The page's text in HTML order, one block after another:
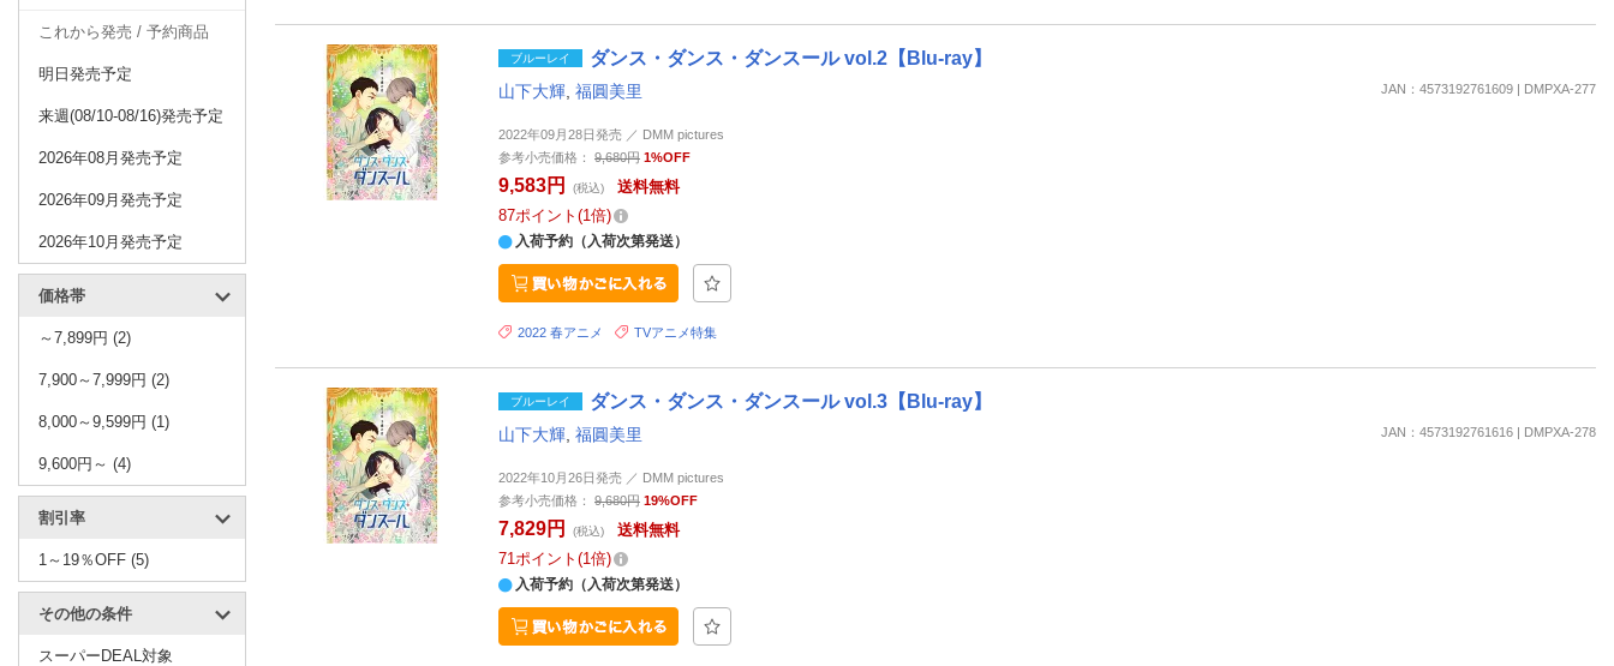
これから発売 / 予約商品
明日発売予定
来週(08/10-08/16)発売予定
2026年08月発売予定
2026年09月発売予定
2026年10月発売予定
価格帯
～7,899円 (2)
7,900～7,999円 (2)
8,000～9,599円 (1)
9,600円～ (4)
割引率
1～19％OFF (5)
その他の条件
スーパーDEAL対象
ブルーレイ ダンス・ダンス・ダンスール vol.2【Blu-ray】
山下大輝 福圓美里 JAN：4573192761609 | DMPXA-277
2022年09月28日発売 ／ DMM pictures
参考小売価格：
9,680円 1%OFF
9,583円 (税込)
送料無料
87ポイント 1倍
入荷予約（入荷次第発送）
2022 春アニメ TVアニメ特集
ブルーレイ ダンス・ダンス・ダンスール vol.3【Blu-ray】
山下大輝 福圓美里 JAN：4573192761616 | DMPXA-278
2022年10月26日発売 ／ DMM pictures
参考小売価格：
9,680円 19%OFF
7,829円 (税込)
送料無料
71 ポイント 1倍
入荷予約（入荷次第発送）